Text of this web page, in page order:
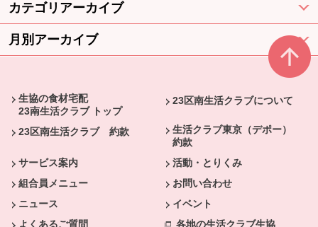
カテゴリアーカイブ
月別アーカイブ
生協の食材宅配
23南生活クラブ トップ
23区南生活クラブについて
23区南生活クラブ 約款
生活クラブ東京（デポー）
約款
サービス案内
活動・とりくみ
組合員メニュー
お問い合わせ
ニュース
イベント
よくあるご質問
各地の生活クラブ生協